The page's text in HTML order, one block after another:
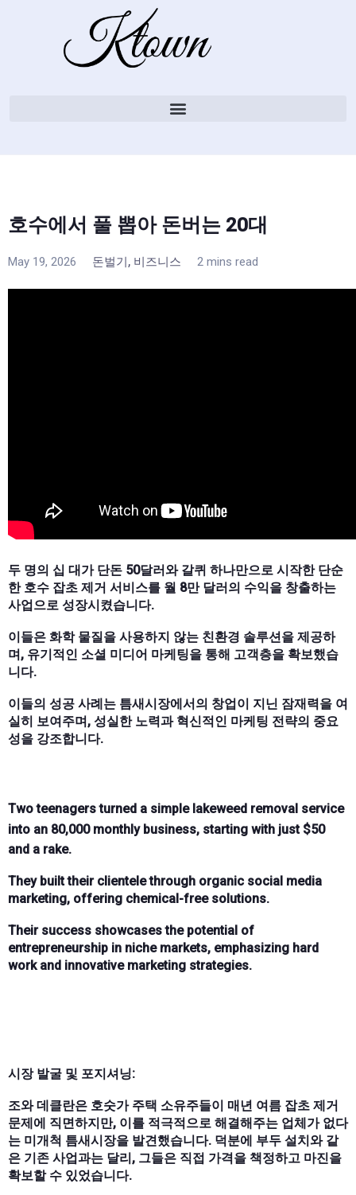
호수에서 풀 뽑아 돈버는 20대
May 19, 2026 돈벌기, 비즈니스 2 mins read
두 명의 십 대가 단돈 50달러와 갈퀴 하나만으로 시작한 단순
한 호수 잡초 제거 서비스를 월 8만 달러의 수익을 창출하는
사업으로 성장시켰습니다.
이들은 화학 물질을 사용하지 않는 친환경 솔루션을 제공하
며, 유기적인 소셜 미디어 마케팅을 통해 고객층을 확보했습
니다.
이들의 성공 사례는 틈새시장에서의 창업이 지닌 잠재력을 여
실히 보여주며, 성실한 노력과 혁신적인 마케팅 전략의 중요
성을 강조합니다.
Two teenagers turned a simple lakeweed removal service
into an 80,000 monthly business, starting with just $50
and a rake.
They built their clientele through organic social media
marketing, offering chemical-free solutions.
Their success showcases the potential of
entrepreneurship in niche markets, emphasizing hard
work and innovative marketing strategies.
시장 발굴 및 포지셔닝:
조와 데클란은 호숫가 주택 소유주들이 매년 여름 잡초 제거
문제에 직면하지만, 이를 적극적으로 해결해주는 업체가 없다
는 미개척 틈새시장을 발견했습니다. 덕분에 부두 설치와 같
은 기존 사업과는 달리, 그들은 직접 가격을 책정하고 마진을
확보할 수 있었습니다.